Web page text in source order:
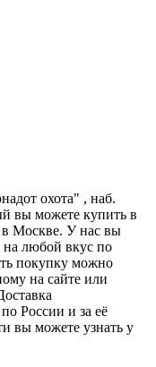
охота" , наб.
вы можете купить в
в Москве. У нас вы
на любой вкус по
покупку можно
на сайте или
России и за её
вы можете узнать у